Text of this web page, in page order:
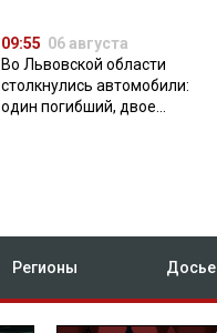
09:55 06 августа
Во Львовской области
столкнулись автомобили:
один погибший, двое
Регионы Досье